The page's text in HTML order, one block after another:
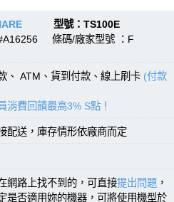
型號：TS100E
條碼/廠家型號 ：F
、 ATM、貨到付款、線上刷卡 (付款
消費回饋最高3% S點！
配送，庫存情形依廠商而定
網路上找不到的，可直接提出問題 ，
是否適用妳的機器，可將使用機型於